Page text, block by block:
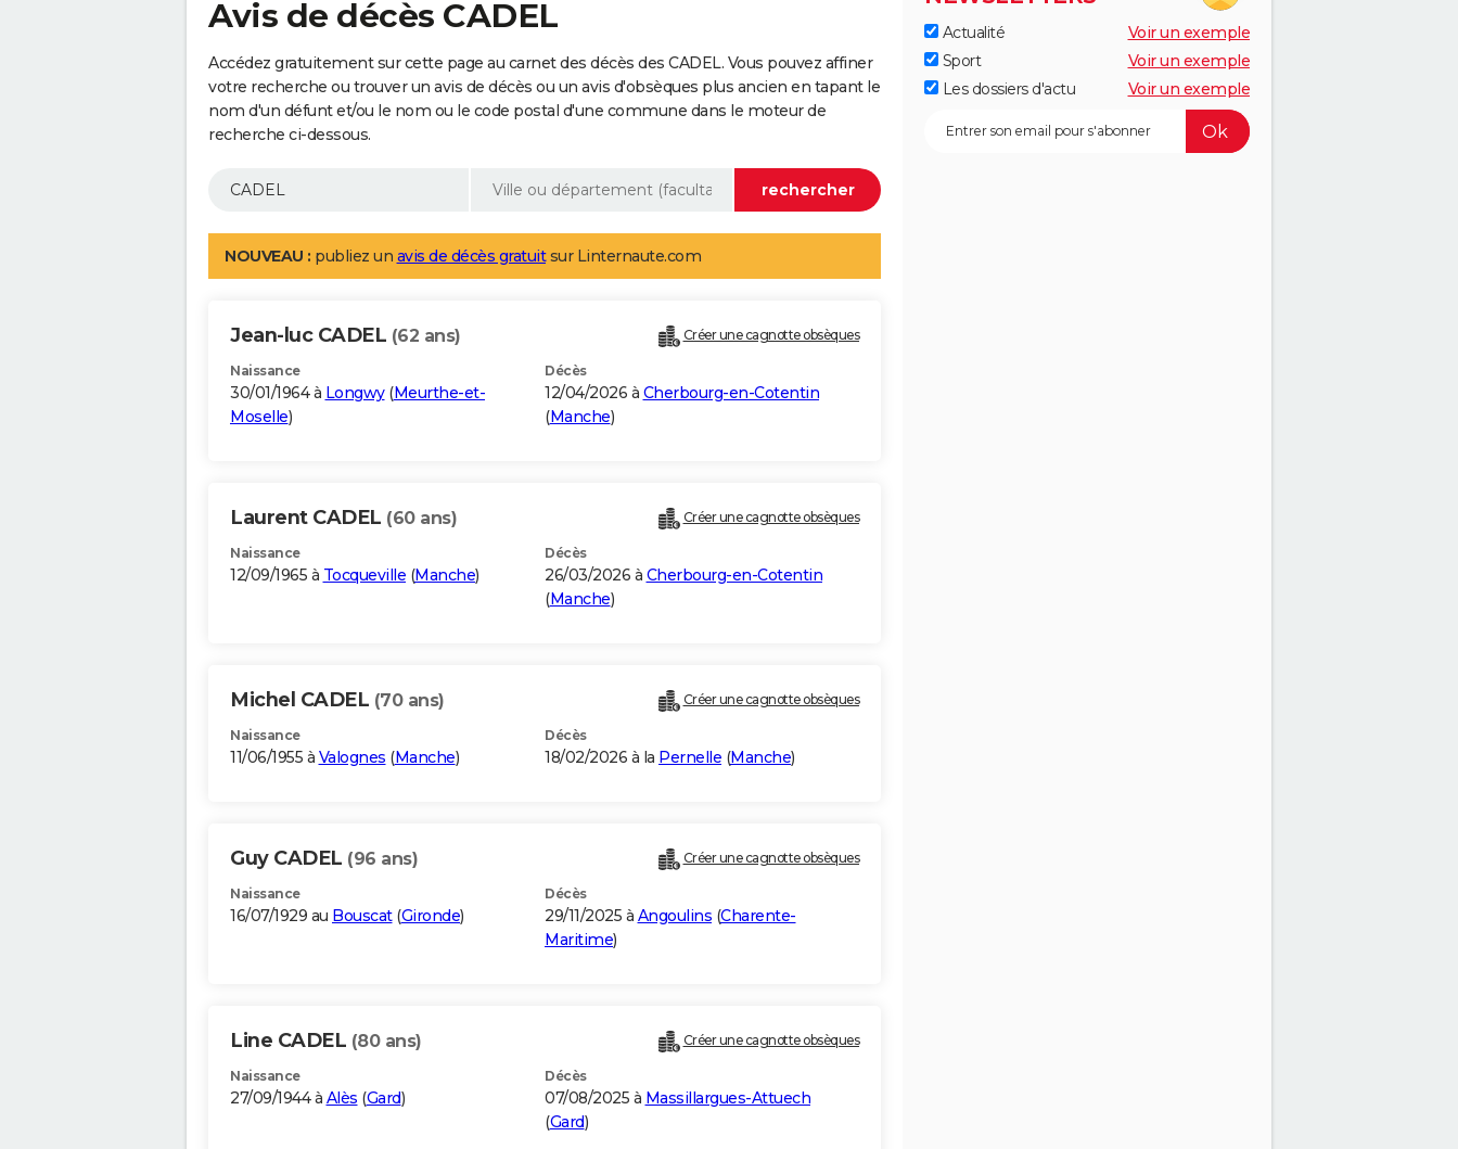
Avis de décès CADEL
Accédez gratuitement sur cette page au carnet des décès des CADEL. Vous pouvez affiner
votre recherche ou trouver un avis de décès ou un avis d'obsèques plus ancien en tapant le
nom d'un défunt et/ou le nom ou le code postal d'une commune dans le moteur de
recherche ci-dessous.
NOUVEAU : publiez un avis de décès gratuitsur Linternaute.com
Jean-luc CADEL (62 ans) Créer une cagnotte obsèques
Naissance
30/01/1964 à Longwy(Meurthe-et-
Moselle)
Décès
12/04/2026 à Cherbourg-en-Cotentin
(Manche)
Laurent CADEL (60 ans) Créer une cagnotte obsèques
Naissance
12/09/1965 à Tocqueville (Manche)
Décès
26/03/2026 à Cherbourg-en-Cotentin
(Manche)
Michel CADEL (70 ans) Créer une cagnotte obsèques
Naissance
11/06/1955 à Valognes (Manche)
Décès
18/02/2026 à la Pernelle (Manche)
Guy CADEL (96 ans) Créer une cagnotte obsèques
Naissance
16/07/1929 au Bouscat(Gironde)
Décès
29/11/2025 à Angoulins (Charente-
Maritime)
Line CADEL (80 ans) Créer une cagnotte obsèques
Naissance
27/09/1944 à Alès (Gard)
Décès
07/08/2025 à Massillargues-Attuech
(Gard)
Actualité
Voir un exemple
Sport
Voir un exemple
Les dossiers d'actu
Voir un exemple